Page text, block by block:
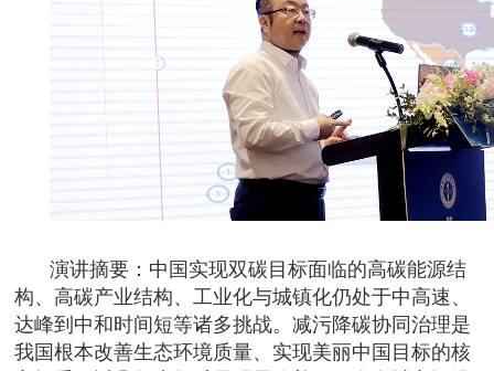
演讲摘要：中国实现双碳目标面临的高碳能源结
构、高碳产业结构、工业化与城镇化仍处于中高速、
达峰到中和时间短等诸多挑战。减污降碳协同治理是
我国根本改善生态环境质量、实现美丽中国目标的核